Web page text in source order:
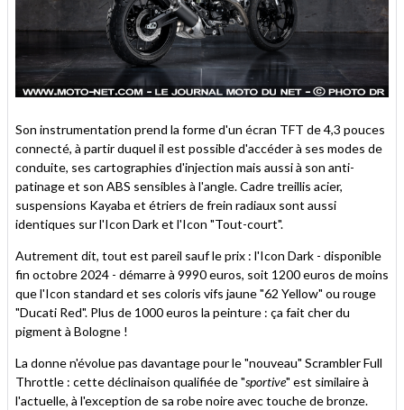
Son instrumentation prend la forme d'un écran TFT de 4,3 pouces
connecté, à partir duquel il est possible d'accéder à ses modes de
conduite, ses cartographies d'injection mais aussi à son anti-
patinage et son ABS sensibles à l'angle. Cadre treillis acier,
suspensions Kayaba et étriers de frein radiaux sont aussi
identiques sur l'Icon Dark et l'Icon "Tout-court".
Autrement dit, tout est pareil sauf le prix : l'Icon Dark - disponible
fin octobre 2024 - démarre à 9990 euros, soit 1200 euros de moins
que l'Icon standard et ses coloris vifs jaune "62 Yellow" ou rouge
"Ducati Red". Plus de 1000 euros la peinture : ça fait cher du
pigment à Bologne !
La donne n'évolue pas davantage pour le "nouveau" Scrambler Full
Throttle : cette déclinaison qualifiée de "sportive" est similaire à
l'actuelle, à l'exception de sa robe noire avec touche de bronze.